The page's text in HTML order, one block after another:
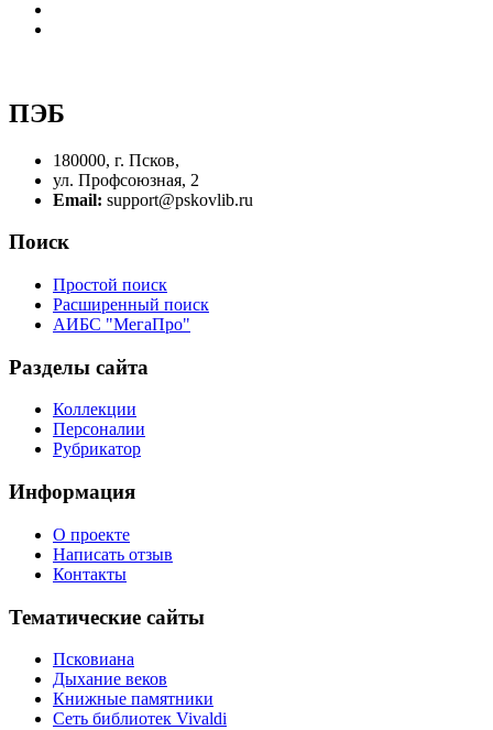
ПЭБ
180000, г. Псков,
ул. Профсоюзная, 2
Email: support@pskovlib.ru
Поиск
Простой поиск
Расширенный поиск
АИБС "МегаПро"
Разделы сайта
Коллекции
Персоналии
Рубрикатор
Информация
О проекте
Написать отзыв
Контакты
Тематические сайты
Псковиана
Дыхание веков
Книжные памятники
Сеть библиотек Vivaldi